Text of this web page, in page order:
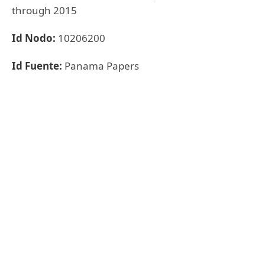
through 2015
Id Nodo: 10206200
Id Fuente: Panama Papers